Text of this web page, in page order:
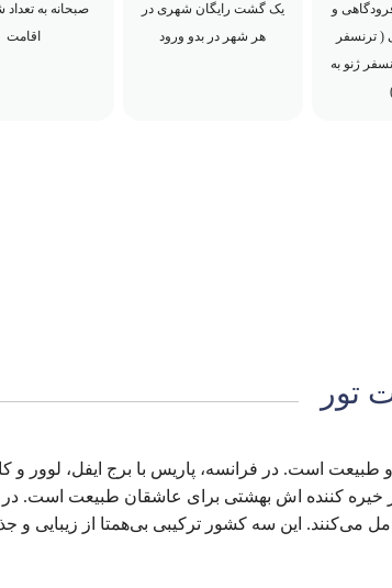
و
( ترنسفر
ژنو به
یک گشت رایگان شهری در
هر شهر در بدو ورود
صبحانه به
اقامت
تور
طبیعت است. در فرانسه، پاریس با برج ایفل، لوور و
کننده اش بهشتی برای عاشقان طبیعت است. در
می‌کنند. این سه کشور ترکیبی بی‌همتا از زیبایی و